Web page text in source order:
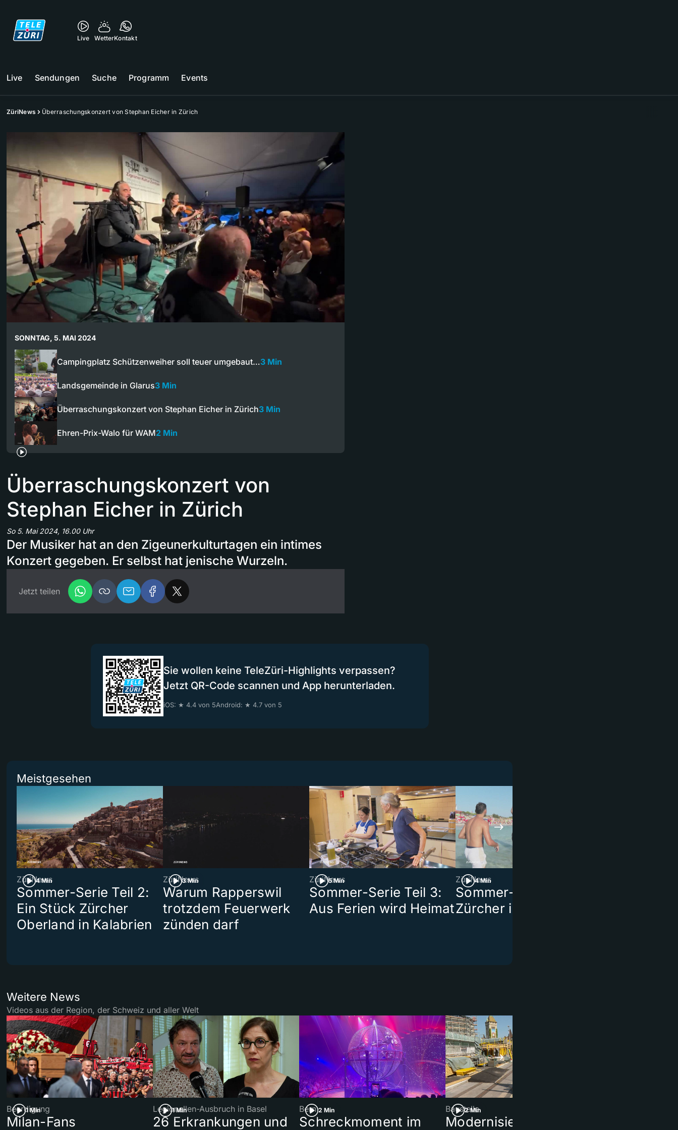
Live WetterKontakt
Live Sendungen Suche Programm Events
ZüriNews Überraschungskonzert von Stephan Eicher in Zürich
SONNTAG, 5. MAI 2024
Campingplatz Schützenweiher soll teuer umgebaut…3 Min
Landsgemeinde in Glarus3 Min
Überraschungskonzert von Stephan Eicher in Zürich3 Min
Ehren-Prix-Walo für WAM2 Min
Überraschungskonzert von
Stephan Eicher in Zürich
So 5. Mai 2024, 16.00 Uhr
Der Musiker hat an den Zigeunerkulturtagen ein intimes
Konzert gegeben. Er selbst hat jenische Wurzeln.
Jetzt teilen
Sie wollen keine TeleZüri-Highlights verpassen?
Jetzt QR-Code scannen und App herunterladen.
iOS: ★ 4.4 von 5Android: ★ 4.7 von 5
Meistgesehen
4 Min
ZüriNews
Sommer-Serie Teil 2:
Ein Stück Zürcher
Oberland in Kalabrien
3 Min
ZüriNews
Warum Rapperswil
trotzdem Feuerwerk
zünden darf
5 Min
ZüriNews
Sommer-Serie Teil 3:
Aus Ferien wird Heimat
4 Min
ZüriNews
Sommer-Serie Teil 1:
Zürcher in Italien
Weitere News
Videos aus der Region, der Schweiz und aller Welt
1 Min
Beerdigung
Milan-Fans
1 Min
Legionellen-Ausbruch in Basel
26 Erkrankungen und
2 Min
Bern
Schreckmoment im
2 Min
Baustelle
Modernisierung der